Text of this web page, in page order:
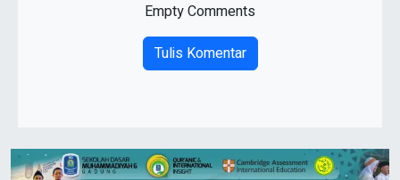
Empty Comments
Tulis Komentar